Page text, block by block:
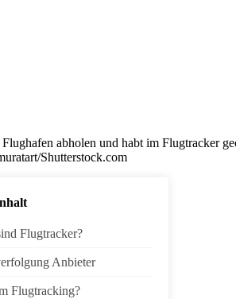
abholen und habt im Flugtracker
Shutterstock.com
Flugtracker?
Anbieter
Flugtracking?